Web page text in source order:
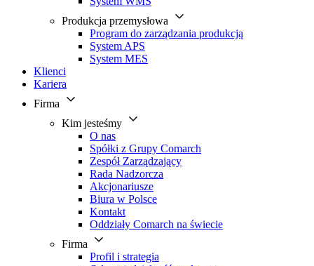
Produkcja przemysłowa
Program do zarządzania produkcją
System APS
System MES
Klienci
Kariera
Firma
Kim jesteśmy
O nas
Spółki z Grupy Comarch
Zespół Zarządzający
Rada Nadzorcza
Akcjonariusze
Biura w Polsce
Kontakt
Oddziały Comarch na świecie
Firma
Profil i strategia